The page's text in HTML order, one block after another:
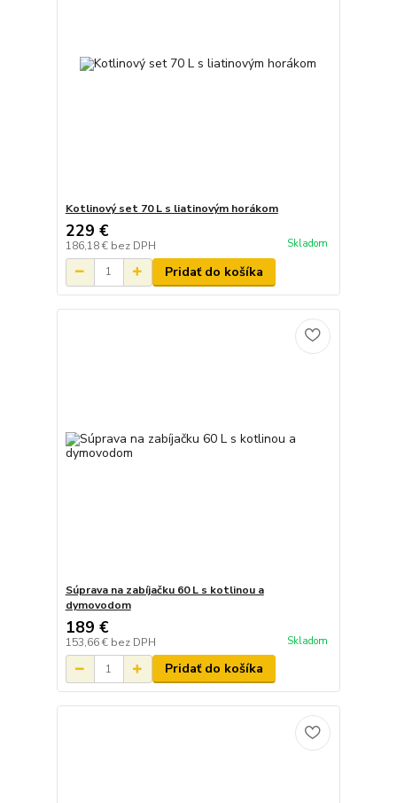
Kotlinový set 70 L s liatinovým horákom
229 €
186,18 € bez DPH Skladom
Pridať do košíka
Súprava na zabíjačku 60 L s kotlinou a
dymovodom
189 €
153,66 € bez DPH Skladom
Pridať do košíka